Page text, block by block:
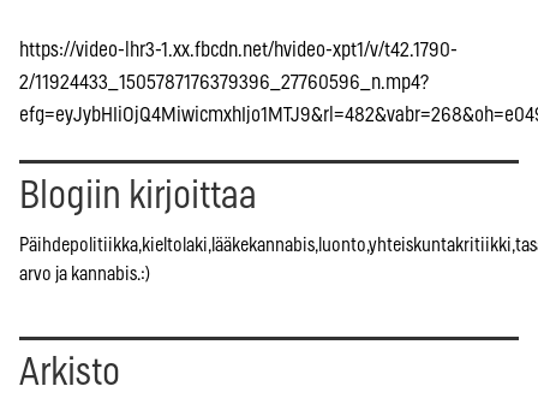
https://video-lhr3-1.xx.fbcdn.net/hvideo-xpt1/v/t42.1790-
2/11924433_1505787176379396_27760596_n.mp4?
Blogiin kirjoittaa
arvo ja kannabis.:)
Arkisto